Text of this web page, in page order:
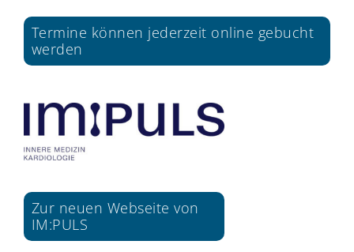
Termine können jederzeit online gebucht
werden
Zur neuen Webseite von
IM:PULS